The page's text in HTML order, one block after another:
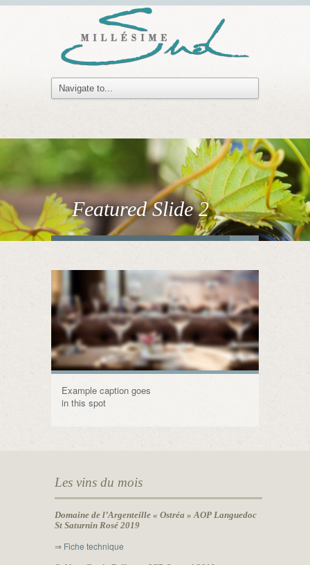
Featured Slide 2
Example caption goes
in this spot
Les vins du mois
Domaine de l’Argenteille « Ostréa » AOP Languedoc
St Saturnin Rosé 2019
⇒ Fiche technique